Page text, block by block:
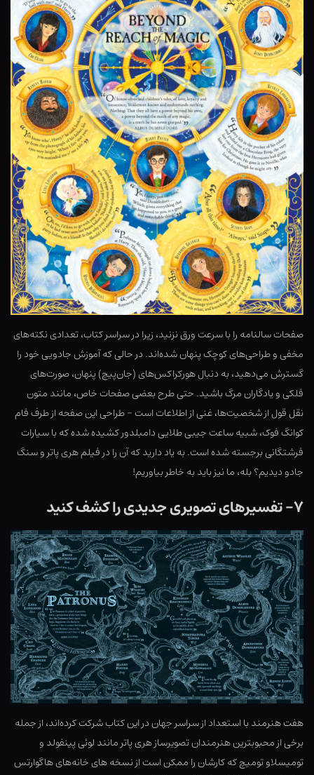
صفحات سالنامه را با سرعت ورق نزنید، زیرا در سراسر کتاب، تعدادی نکته‌های
مخفی و طراحی‌های کوچک پنهان شده‌اند. در حالی که آموزش جادویی خود را
گسترش می‌دهید، به دنبال هورکراکس‌های (جان‌پیچ) پنهان، صورت‌های
فلکی و یادگاران مرگ باشید. حتی طرح بعضی صفحات خاص، مانند متون
نقل قول از شخصیت‌ها، غنی از اطلاعات است – طراحی این صفحه از طرف فام
کوانگ فوک، شبیه ساعت جیبی طلایی دامبلدور کشیده شده که با سیارات
فرشتگانی برجسته شده است. به یاد دارید که آن را در فیلم هری پاتر و سنگ
جادو دیدیم؟ بله، ما نیز باید به خاطر بیاوریم!
۷- تفسیرهای تصویری جدیدی را کشف کنید
هفت هنرمند با استعداد از سراسر جهان در این کتاب شرکت کرده‌اند، از جمله
برخی از محبوبترین هنرمندان تصویرساز هری پاتر مانند لوئی پینفولد و
تومیسلاو تومیچ که کارشان را ممکن است از نسخه های خانه‌های هاگوارتس